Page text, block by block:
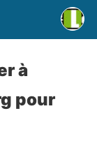
à
pour